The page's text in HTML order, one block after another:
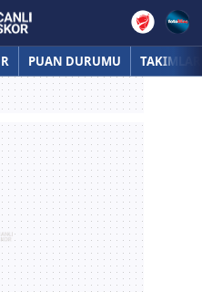
PUAN DURUMU TAKIMLAR